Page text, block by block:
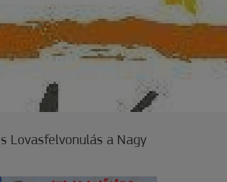
Lovasfelvonulás a Nagy